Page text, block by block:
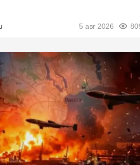
5 авг 2026